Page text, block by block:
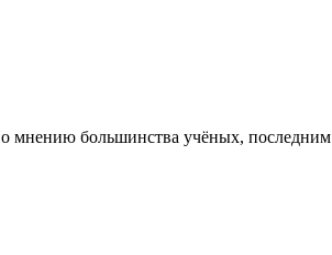
мнению большинства учёных, последним